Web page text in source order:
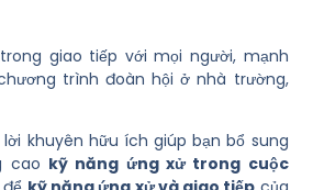
giao tiếp với mọi người, mạnh
trình đoàn hội ở nhà trường,
khuyên hữu ích giúp bạn bổ sung
cao kỹ năng ứng xử trong cuộc